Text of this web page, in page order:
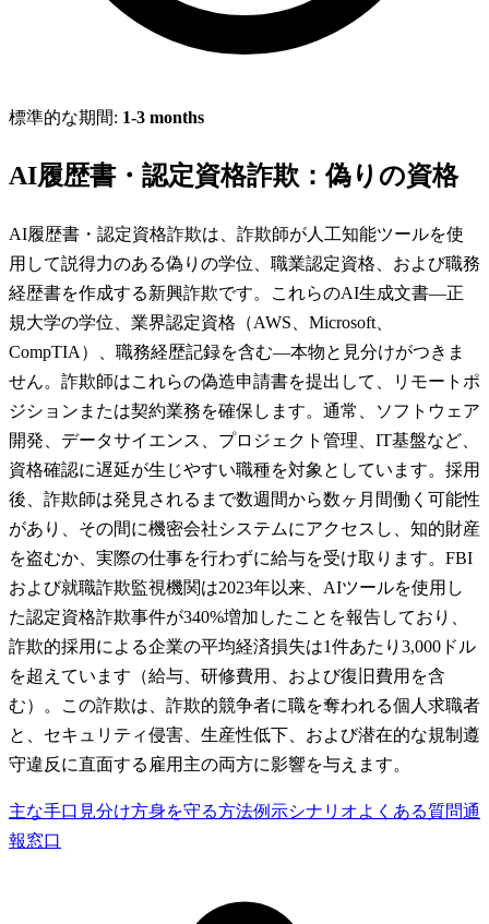
標準的な期間: 1-3 months
AI履歴書・認定資格詐欺：偽りの資格
AI履歴書・認定資格詐欺は、詐欺師が人工知能ツールを使
用して説得力のある偽りの学位、職業認定資格、および職務
経歴書を作成する新興詐欺です。これらのAI生成文書—正
規大学の学位、業界認定資格（AWS、Microsoft、
CompTIA）、職務経歴記録を含む—本物と見分けがつきま
せん。詐欺師はこれらの偽造申請書を提出して、リモートポ
ジションまたは契約業務を確保します。通常、ソフトウェア
開発、データサイエンス、プロジェクト管理、IT基盤など、
資格確認に遅延が生じやすい職種を対象としています。採用
後、詐欺師は発見されるまで数週間から数ヶ月間働く可能性
があり、その間に機密会社システムにアクセスし、知的財産
を盗むか、実際の仕事を行わずに給与を受け取ります。FBI
および就職詐欺監視機関は2023年以来、AIツールを使用し
た認定資格詐欺事件が340%増加したことを報告しており、
詐欺的採用による企業の平均経済損失は1件あたり3,000ドル
を超えています（給与、研修費用、および復旧費用を含
む）。この詐欺は、詐欺的競争者に職を奪われる個人求職者
と、セキュリティ侵害、生産性低下、および潜在的な規制遵
守違反に直面する雇用主の両方に影響を与えます。
主な手口 見分け方身を守る方法例示シナリオよくある質問通
報窓口